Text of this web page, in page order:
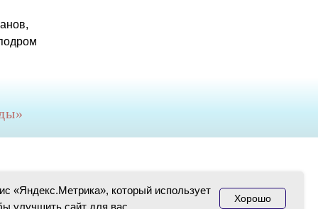
»
«Яндекс.Метрика», который использует
улучшить сайт для вас
Хорошо